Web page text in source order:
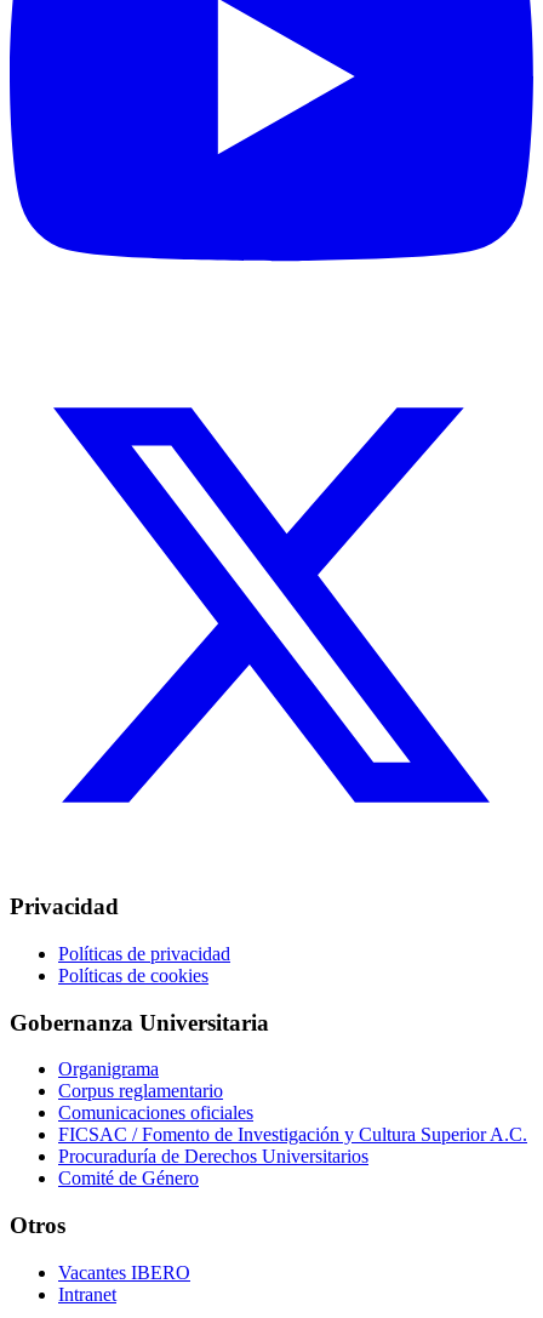
Privacidad
Políticas de privacidad
Políticas de cookies
Gobernanza Universitaria
Organigrama
Corpus reglamentario
Comunicaciones oficiales
FICSAC / Fomento de Investigación y Cultura Superior A.C.
Procuraduría de Derechos Universitarios
Comité de Género
Otros
Vacantes IBERO
Intranet